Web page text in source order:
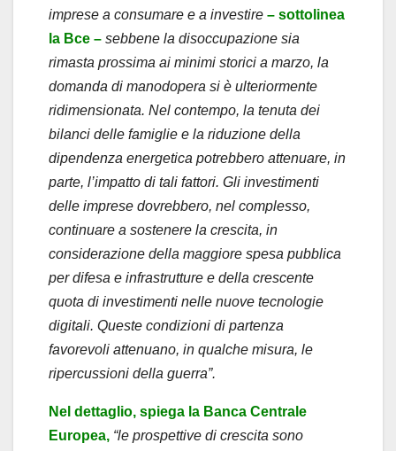
imprese a consumare e a investire – sottolinea
la Bce – sebbene la disoccupazione sia
rimasta prossima ai minimi storici a marzo, la
domanda di manodopera si è ulteriormente
ridimensionata. Nel contempo, la tenuta dei
bilanci delle famiglie e la riduzione della
dipendenza energetica potrebbero attenuare, in
parte, l’impatto di tali fattori. Gli investimenti
delle imprese dovrebbero, nel complesso,
continuare a sostenere la crescita, in
considerazione della maggiore spesa pubblica
per difesa e infrastrutture e della crescente
quota di investimenti nelle nuove tecnologie
digitali. Queste condizioni di partenza
favorevoli attenuano, in qualche misura, le
ripercussioni della guerra”.
Nel dettaglio, spiega la Banca Centrale
Europea, “le prospettive di crescita sono